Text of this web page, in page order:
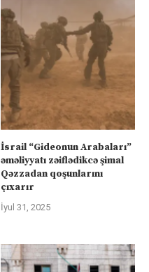
İsrail “Gideonun Arabaları”
əməliyyatı zəiflədikcə şimal
Qəzzadan qoşunlarını
çıxarır
İyul 31, 2025